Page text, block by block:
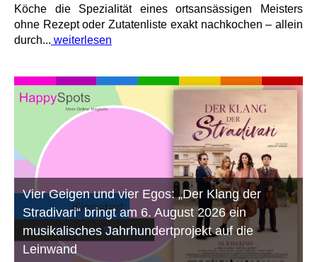
Köche die Spezialität eines ortsansässigen Meisters
ohne Rezept oder Zutatenliste exakt nachkochen – allein
durch... weiterlesen
Vier Geigen und vier Egos: „Der Klang der
Stradivari“ bringt am 6. August 2026 ein
musikalisches Jahrhundertprojekt auf die
Leinwand